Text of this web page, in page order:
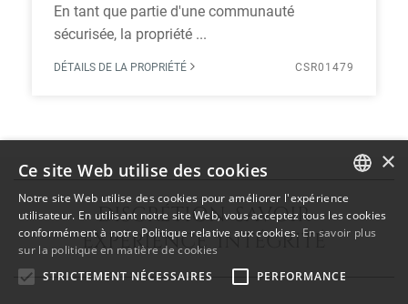
En tant que partie d'une communauté
sécurisée, la propriété ...
DÉTAILS DE LA PROPRIÉTÉ CSR01479
DISCRÉTION SAVOIR
EXPÉRIENCE INTÉGRITÉ
ENGLISH
SPANISH
FRENCH
×
Ce site Web utilise des cookies
Notre site Web utilise des cookies pour améliorer l'expérience
utilisateur. En utilisant notre site Web, vous acceptez tous les cookies
conformément à notre Politique relative aux cookies. En savoir plus
sur la politique en matière de cookies
STRICTEMENT NÉCESSAIRES
PERFORMANCE